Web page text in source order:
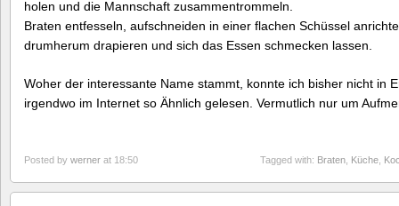
holen und die Mannschaft zusammentrommeln.
Braten entfesseln, aufschneiden in einer flachen Schüssel
drumherum drapieren und sich das Essen schmecken lassen.
Woher der interessante Name stammt, konnte ich bisher nicht in
irgendwo im Internet so Ähnlich gelesen. Vermutlich nur um
Posted by werner at 18:50 Tagged with: Braten Küche